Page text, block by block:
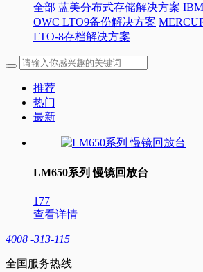
全部 蓝美分布式存储解决方案
OWC LTO9备份解决方案
LTO-8存档解决方案
推荐
热门
最新
LM650系列 慢镜回放台
177
查看详情
4008 -313-115
全国服务热线